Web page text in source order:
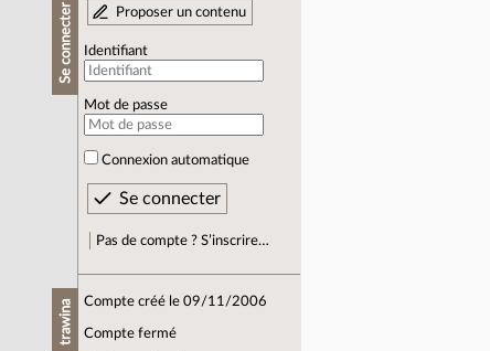
Se connecter Proposer un contenu
Identifiant
Mot de passe
Connexion automatique
Pas de compte ? S’inscrire…
trawina Compte créé le 09/11/2006
Compte fermé